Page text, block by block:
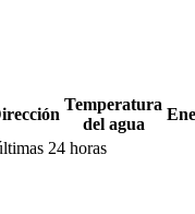
Temperatura
del agua
24 horas